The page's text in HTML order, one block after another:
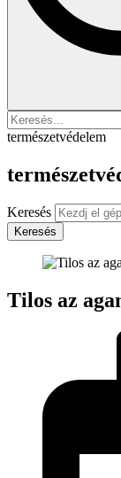
természetvédelem
Keresés
Keresés
Tilos az